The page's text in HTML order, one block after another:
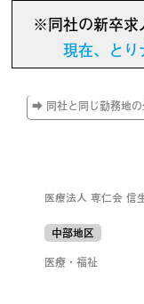
※同社の新卒求
現在、とり
➡ 同社と同じ勤務地
医療法人 専仁会 信
中部地区
医療・福祉